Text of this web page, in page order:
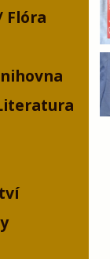
Flóra